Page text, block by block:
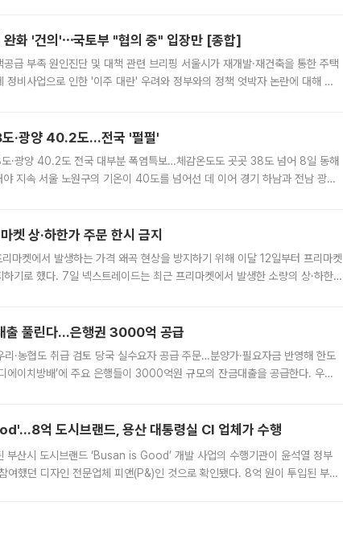
완화 '건의'⋯국토부 "협의 중" 입장만 [종합]
급 부족 원인진단 및 대책 관련 브리핑 서울시가 재개발·재건축을 통한 주택
정비사업으로 인한 '이주 대란' 우려와 정부와의 정책 엇박자 논란에 대해 정
·광양 40.2도…전국 '펄펄'
·광양 40.2도 전국 대부분 폭염특보…체감온도도 곳곳 38도 넘어 8일 동해
야 지속 서울 노원구의 기온이 40도를 넘어선 데 이어 경기 하남과 전남 광양
켓 상·하한가 주문 한시 금지
마켓에서 발생하는 가격 왜곡 현상을 방지하기 위해 이달 12일부터 프리마켓
하기로 했다. 7일 넥스트레이드는 최근 프리마켓에서 발생한 소량의 상·하한
출 풀린다…은행권 3000억 공급
·농협도 취급 검토 당국 실수요자 공급 주문…분양가·필요자금 반영해 한도
에이치방배’에 주요 은행들이 3000억원 규모의 잔금대출을 공급한다. 우리
억 도시브랜드, 용산 대통령실 CI 업체가 수행
부산시 도시브랜드 ‘Busan is Good’ 개발 사업의 수행기관이 윤석열 정부
여했던 디자인 전문업체 피앤(P&)인 것으로 확인됐다. 8억 원이 투입된 부산